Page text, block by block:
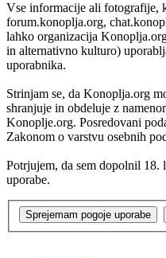
Vse informacije ali fotografije,
forum.konoplja.org,
lahko organizacija
in alternativno kulturo)
uporabnika.
Strinjam se, da Konoplja.org
shranjuje in obdeluje z
Konoplje.org. Posredovani
Zakonom o varstvu osebnih
Potrjujem, da sem dopolnil 18.
uporabe.